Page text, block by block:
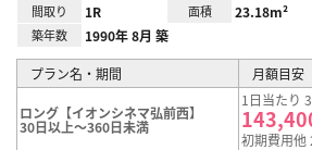
間取り 1R 面積 23.18m²
築年数 1990年 8月 築
プラン名・期間 月額目安
ロング【イオンシネマ弘前西】
30日以上～360日未満
1日当たり
初期費用他